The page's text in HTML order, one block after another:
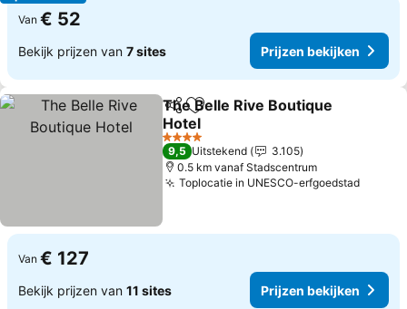
Van € 52
Bekijk prijzen van 7 sites Prijzen bekijken
DelenToevoegen aan favorieten
The Belle Rive Boutique
Hotel
4 Sterren
9,5 Uitstekend
3.105
0.5 km vanaf Stadscentrum
Toplocatie in UNESCO-erfgoedstad
Van € 127
Bekijk prijzen van 11 sites Prijzen bekijken